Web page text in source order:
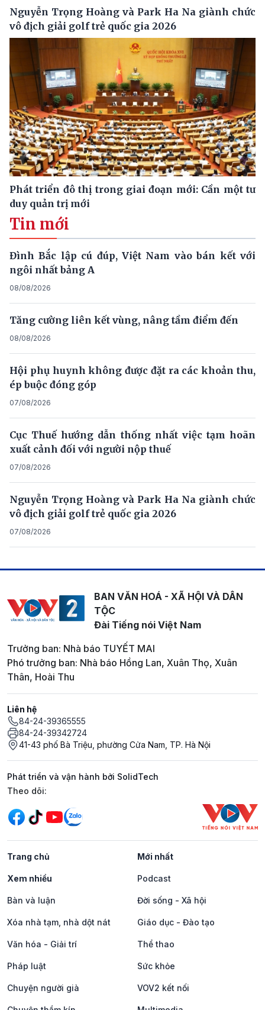
Nguyễn Trọng Hoàng và Park Ha Na giành chức
vô địch giải golf trẻ quốc gia 2026
Phát triển đô thị trong giai đoạn mới: Cần một tư
duy quản trị mới
Tin mới
Đình Bắc lập cú đúp, Việt Nam vào bán kết với
ngôi nhất bảng A
08/08/2026
Tăng cường liên kết vùng, nâng tầm điểm đến
08/08/2026
Hội phụ huynh không được đặt ra các khoản thu,
ép buộc đóng góp
07/08/2026
Cục Thuế hướng dẫn thống nhất việc tạm hoãn
xuất cảnh đối với người nộp thuế
07/08/2026
Nguyễn Trọng Hoàng và Park Ha Na giành chức
vô địch giải golf trẻ quốc gia 2026
07/08/2026
BAN VĂN HOÁ - XÃ HỘI VÀ DÂN
TỘC
Đài Tiếng nói Việt Nam
Trưởng ban: Nhà báo TUYẾT MAI
Phó trưởng ban: Nhà báo Hồng Lan, Xuân Thọ, Xuân
Thân, Hoài Thu
Liên hệ
84-24-39365555
84-24-39342724
41-43 phố Bà Triệu, phường Cửa Nam, TP. Hà Nội
Phát triển và vận hành bởi SolidTech
Mạng xã hội
Theo dõi:
Trang chủ Mới nhất
Xem nhiều Podcast
Bàn và luận Đời sống - Xã hội
Xóa nhà tạm, nhà dột nát Giáo dục - Đào tạo
Văn hóa - Giải trí Thể thao
Pháp luật Sức khỏe
Chuyện người già VOV2 kết nối